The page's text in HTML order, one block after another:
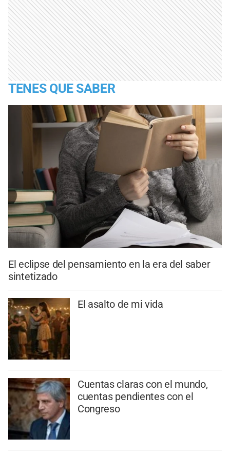
TENES QUE SABER
El eclipse del pensamiento en la era del saber
sintetizado
El asalto de mi vida
Cuentas claras con el mundo,
cuentas pendientes con el
Congreso